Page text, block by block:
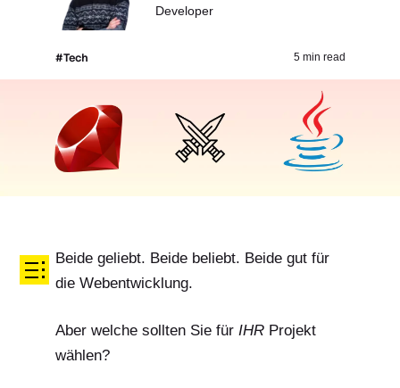
Developer
#Tech 5 min read
Beide geliebt. Beide beliebt. Beide gut für
die Webentwicklung.
Aber welche sollten Sie für IHRProjekt
wählen?